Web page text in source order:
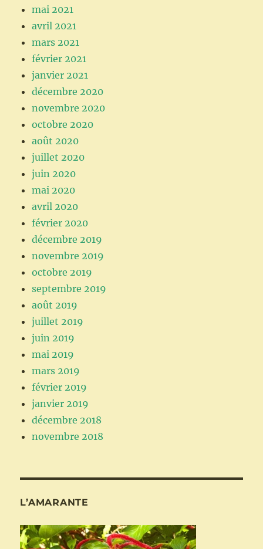
mai 2021
avril 2021
mars 2021
février 2021
janvier 2021
décembre 2020
novembre 2020
octobre 2020
août 2020
juillet 2020
juin 2020
mai 2020
avril 2020
février 2020
décembre 2019
novembre 2019
octobre 2019
septembre 2019
août 2019
juillet 2019
juin 2019
mai 2019
mars 2019
février 2019
janvier 2019
décembre 2018
novembre 2018
L’AMARANTE